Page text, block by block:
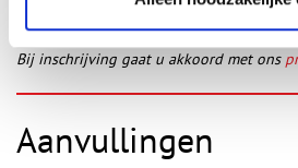
Bij inschrijving gaat u akkoord met ons
Aanvullingen